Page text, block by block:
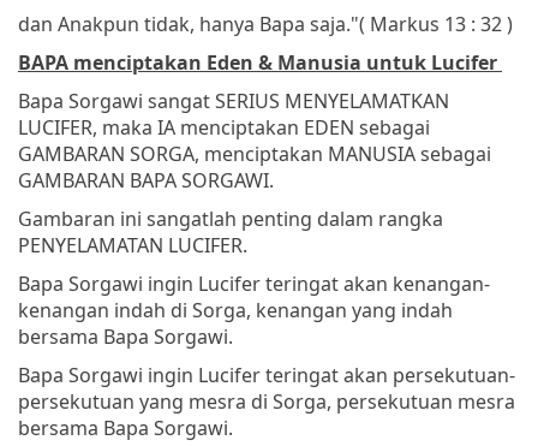
dan Anakpun tidak, hanya Bapa saja."( Markus 13 : 32 )
BAPA menciptakan Eden & Manusia untuk Lucifer
Bapa Sorgawi sangat SERIUS MENYELAMATKAN
LUCIFER, maka IA menciptakan EDEN sebagai
GAMBARAN SORGA, menciptakan MANUSIA sebagai
GAMBARAN BAPA SORGAWI.
Gambaran ini sangatlah penting dalam rangka
PENYELAMATAN LUCIFER.
Bapa Sorgawi ingin Lucifer teringat akan kenangan-
kenangan indah di Sorga, kenangan yang indah
bersama Bapa Sorgawi.
Bapa Sorgawi ingin Lucifer teringat akan persekutuan-
persekutuan yang mesra di Sorga, persekutuan mesra
bersama Bapa Sorgawi.